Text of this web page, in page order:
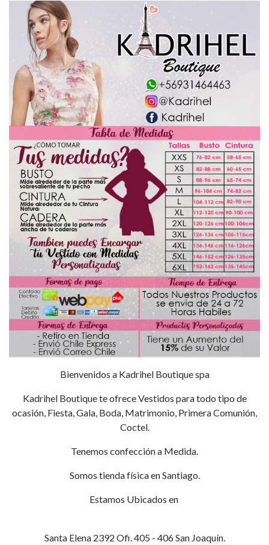
Bienvenidos a Kadrihel Boutique spa
Kadrihel Boutique te ofrece Vestidos para todo tipo de
ocasión, Fiesta, Gala, Boda, Matrimonio, Primera Comunión,
Coctel.
Tenemos confección a Medida.
Somos tienda física en Santiago.
Estamos Ubicados en
Santa Elena 2392 Ofi. 405 - 406 San Joaquín.